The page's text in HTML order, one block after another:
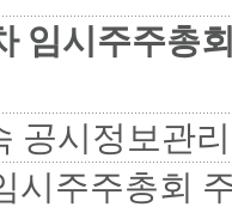
임시주주총
공시정보관
시주주총회